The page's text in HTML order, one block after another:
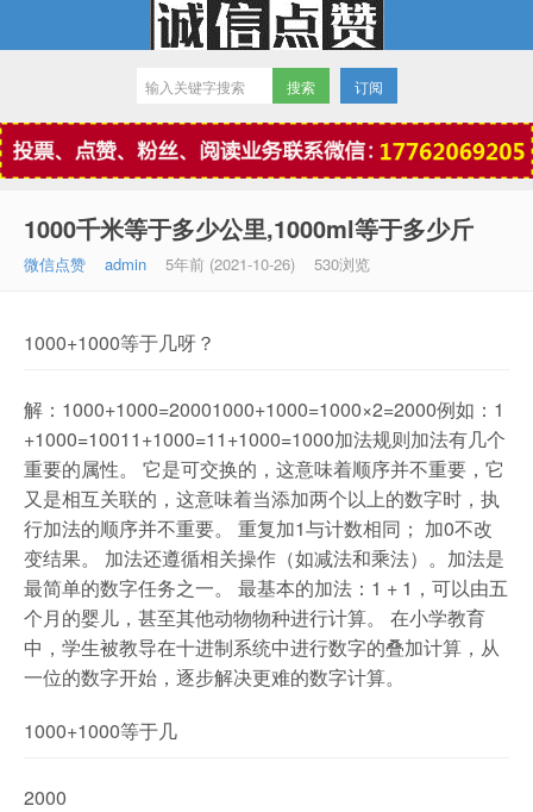
微信点赞
订阅
1000千米等于多少公里,1000ml等于多少斤
微信点赞 admin 5年前 (2021-10-26) 530浏览
1000+1000等于几呀？
解：1000+1000=20001000+1000=1000×2=2000例如：1
+1000=10011+1000=11+1000=1000加法规则加法有几个
重要的属性。 它是可交换的，这意味着顺序并不重要，它
又是相互关联的，这意味着当添加两个以上的数字时，执
行加法的顺序并不重要。 重复加1与计数相同； 加0不改
变结果。 加法还遵循相关操作（如减法和乘法）。加法是
最简单的数字任务之一。 最基本的加法：1 + 1，可以由五
个月的婴儿，甚至其他动物物种进行计算。 在小学教育
中，学生被教导在十进制系统中进行数字的叠加计算，从
一位的数字开始，逐步解决更难的数字计算。
1000+1000等于几
2000